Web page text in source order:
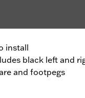
install
black left and
and footpegs